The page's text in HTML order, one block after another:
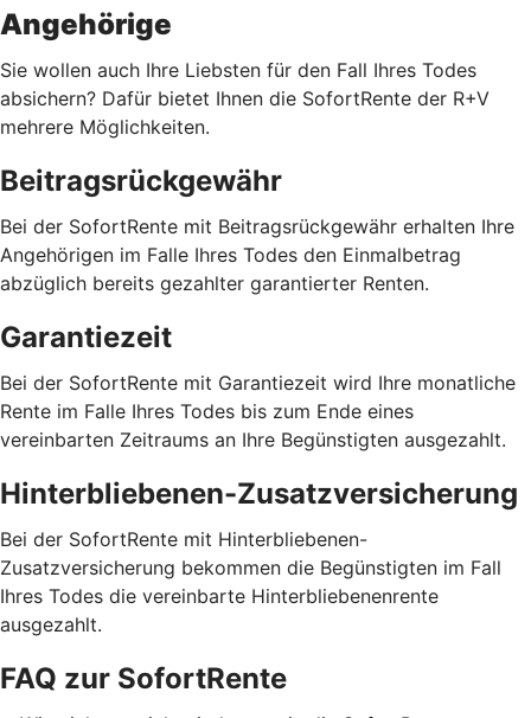
Angehörige
Sie wollen auch Ihre Liebsten für den Fall Ihres Todes
absichern? Dafür bietet Ihnen die SofortRente der R+V
mehrere Möglichkeiten.
Beitragsrückgewähr
Bei der SofortRente mit Beitragsrückgewähr erhalten Ihre
Angehörigen im Falle Ihres Todes den Einmalbetrag
abzüglich bereits gezahlter garantierter Renten.
Garantiezeit
Bei der SofortRente mit Garantiezeit wird Ihre monatliche
Rente im Falle Ihres Todes bis zum Ende eines
vereinbarten Zeitraums an Ihre Begünstigten ausgezahlt.
Hinterbliebenen-Zusatzversicherung
Bei der SofortRente mit Hinterbliebenen-
Zusatzversicherung bekommen die Begünstigten im Fall
Ihres Todes die vereinbarte Hinterbliebenenrente
ausgezahlt.
FAQ zur SofortRente